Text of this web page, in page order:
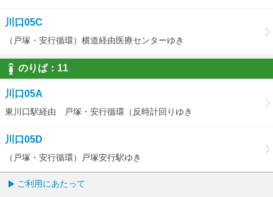
川口05C
（戸塚・安行循環）横道経由医療センターゆき
のりば： 11
11
川口05A
東川口駅経由 戸塚・安行循環（反時計回りゆき
川口05D
（戸塚・安行循環）戸塚安行駅ゆき
ご利用にあたって